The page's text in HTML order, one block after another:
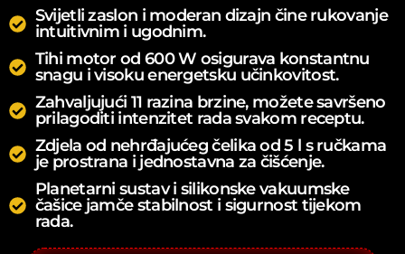
Svijetli zaslon i moderan dizajn čine rukovanje
intuitivnim i ugodnim.
Tihi motor od 600 W osigurava konstantnu
snagu i visoku energetsku učinkovitost.
Zahvaljujući 11 razina brzine, možete savršeno
prilagoditi intenzitet rada svakom receptu.
Zdjela od nehrđajućeg čelika od 5 l s ručkama
je prostrana i jednostavna za čišćenje.
Planetarni sustav i silikonske vakuumske
čašice jamče stabilnost i sigurnost tijekom
rada.